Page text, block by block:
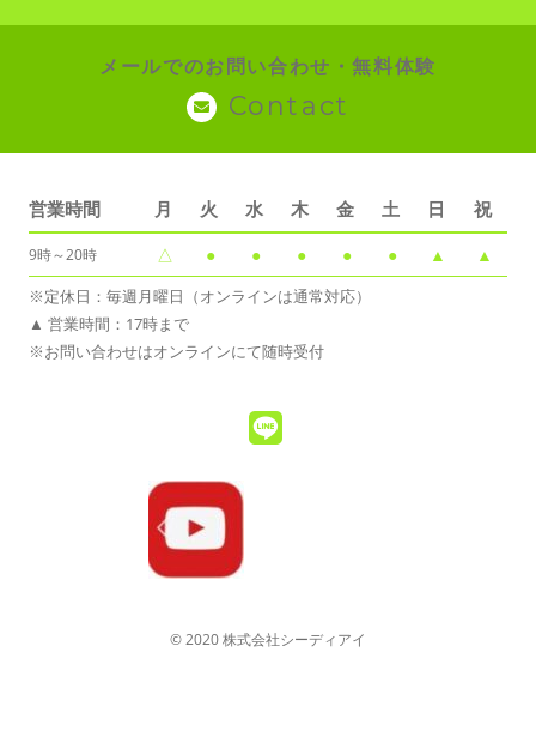
メールでのお問い合わせ・無料体験
Contact
営業時間 月 火 水 木 金 土 日 祝
9時～20時 △ ● ● ● ● ● ▲ ▲
※定休日：毎週月曜日（オンラインは通常対応）
▲ 営業時間：17時まで
※お問い合わせはオンラインにて随時受付
© 2020 株式会社シーディアイ